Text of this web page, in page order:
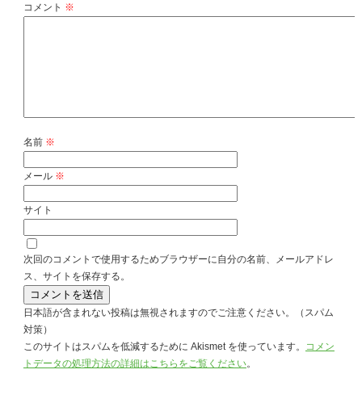
コメント ※
名前 ※
メール ※
サイト
次回のコメントで使用するためブラウザーに自分の名前、メールアドレ
ス、サイトを保存する。
日本語が含まれない投稿は無視されますのでご注意ください。（スパム
対策）
このサイトはスパムを低減するために Akismet を使っています。 コメン
トデータの処理方法の詳細はこちらをご覧ください。